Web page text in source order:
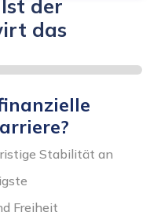
der
das
Stabilität an
Freiheit